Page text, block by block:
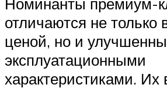
отличаются не только
ценой, но и
эксплуатационными
характеристиками.